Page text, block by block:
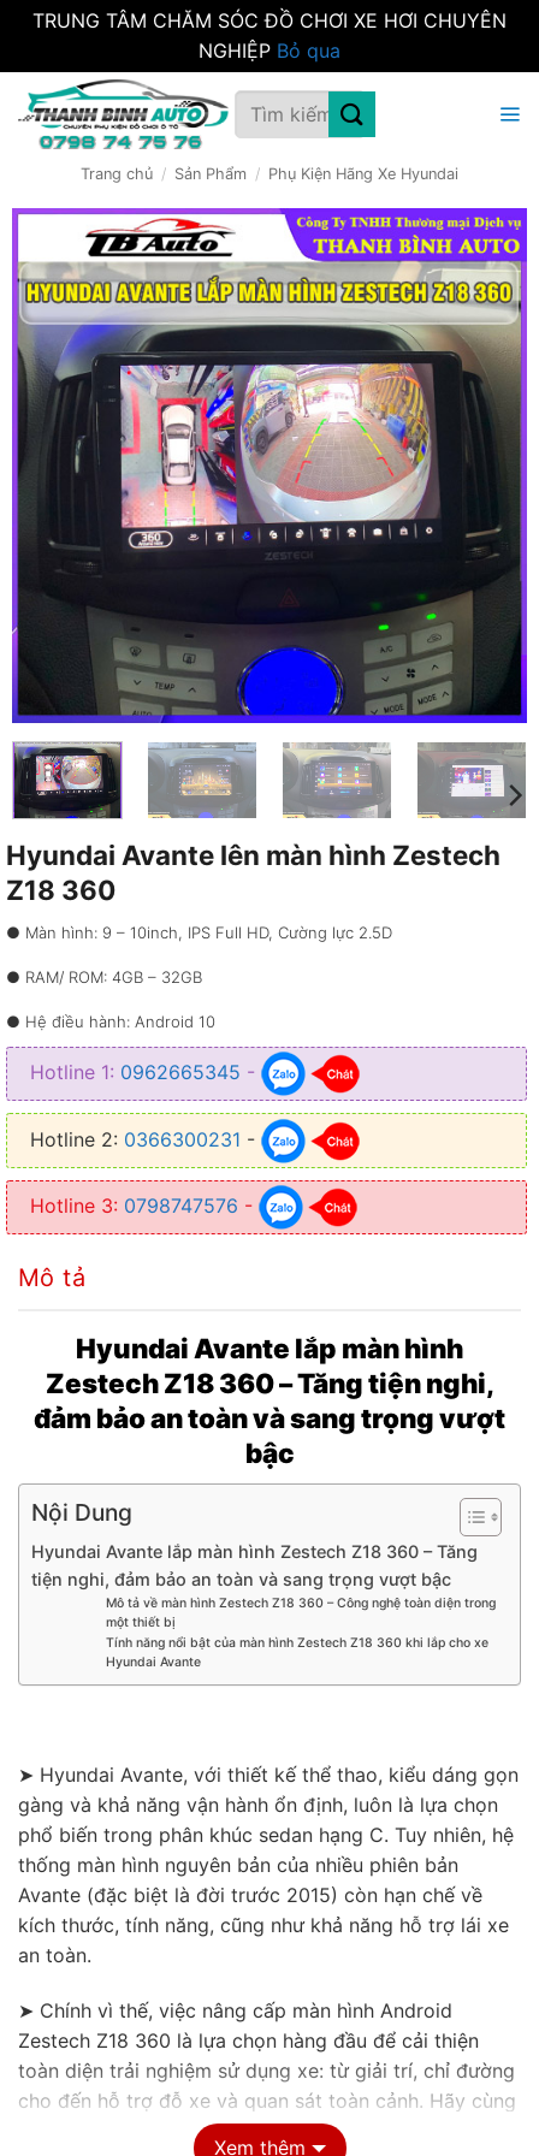
TRUNG TÂM CHĂM SÓC ĐỒ CHƠI XE HƠI CHUYÊN
NGHIỆP Bỏ qua
qua
Tìm
kiếm:
Trang chủ / Sản Phẩm / Phụ Kiện Hãng Xe Hyundai
Hyundai Avante lên màn hình Zestech
Z18 360
● Màn hình: 9 – 10inch, IPS Full HD, Cường lực 2.5D
● RAM/ ROM: 4GB – 32GB
● Hệ điều hành: Android 10
● CPU: UIS7862S
● Chip: Octa-care 2*A75 + 6*A55
● Main: 8*2.0Hz
● Độ phân giải: 1280*720px
● Kết nối đa dạng: WiFi, Bluetooth 5.0, định vị GPS, hỗ trợ SIM 4G
● Camera 360 4 mắt AHD góc rộng, hỗ trợ mô phỏng 3D, ghi hành
● Kết nối: CarPlay/Android Auto Hỗ trợ kết nối không dây
● Tích hợp thiết bị ngoại vi: Camera lùi, hành trình, cảm biến áp suất
lốp, HUD, màn hình phụ…
Hotline 1: 0962665345 -
Hotline 2: 0366300231 -
Hotline 3: 0798747576 -
Mô tả
Hyundai Avante lắp màn hình
Zestech Z18 360 – Tăng tiện nghi,
đảm bảo an toàn và sang trọng vượt
bậc
Nội Dung
Hyundai Avante lắp màn hình Zestech Z18 360 – Tăng
tiện nghi, đảm bảo an toàn và sang trọng vượt bậc
Mô tả về màn hình Zestech Z18 360 – Công nghệ toàn diện trong
một thiết bị
Tính năng nổi bật của màn hình Zestech Z18 360 khi lắp cho xe
Hyundai Avante
➤ Hyundai Avante, với thiết kế thể thao, kiểu dáng gọn
gàng và khả năng vận hành ổn định, luôn là lựa chọn
phổ biến trong phân khúc sedan hạng C. Tuy nhiên, hệ
thống màn hình nguyên bản của nhiều phiên bản
Avante (đặc biệt là đời trước 2015) còn hạn chế về
kích thước, tính năng, cũng như khả năng hỗ trợ lái xe
an toàn.
➤ Chính vì thế, việc nâng cấp màn hình Android
Zestech Z18 360 là lựa chọn hàng đầu để cải thiện
toàn diện trải nghiệm sử dụng xe: từ giải trí, chỉ đường
cho đến hỗ trợ đỗ xe và quan sát toàn cảnh. Hãy cùng
khám phá lý do vì sao Zestech Z18 360 lại được ưa
Xem thêm